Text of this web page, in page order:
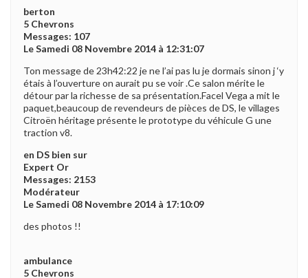
berton
5 Chevrons
Messages: 107
Le Samedi 08 Novembre 2014 à 12:31:07
Ton message de 23h42:22 je ne l’ai pas lu je dormais sinon j ‘y
étais à l’ouverture on aurait pu se voir .Ce salon mérite le
détour par la richesse de sa présentation.Facel Vega a mit le
paquet,beaucoup de revendeurs de pièces de DS, le villages
Citroën héritage présente le prototype du véhicule G une
traction v8.
en DS bien sur
Expert Or
Messages: 2153
Modérateur
Le Samedi 08 Novembre 2014 à 17:10:09
des photos !!
ambulance
5 Chevrons